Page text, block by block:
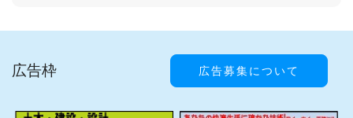
広告枠 広告募集について